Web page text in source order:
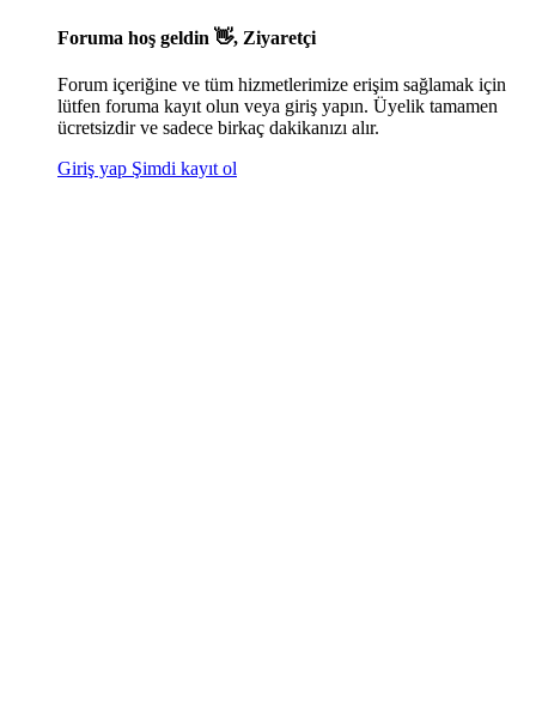
Foruma hoş geldin 👋, Ziyaretçi
Forum içeriğine ve tüm hizmetlerimize erişim sağlamak için
lütfen foruma kayıt olun veya giriş yapın. Üyelik tamamen
ücretsizdir ve sadece birkaç dakikanızı alır.
Giriş yap Şimdi kayıt ol